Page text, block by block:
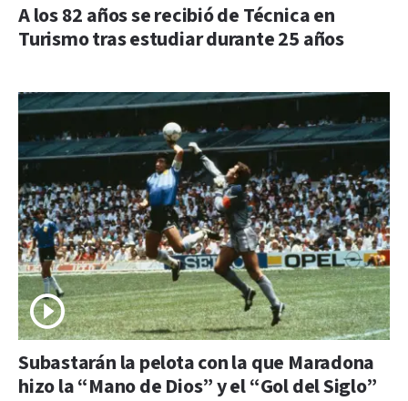
A los 82 años se recibió de Técnica en
Turismo tras estudiar durante 25 años
Subastarán la pelota con la que Maradona
hizo la “Mano de Dios” y el “Gol del Siglo”